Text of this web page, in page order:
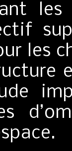
les